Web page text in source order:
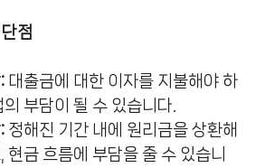
점
대출금에 대한 이자를 지불해야 하
의 부담이 될 수 있습니다.
정해진 기간 내에 원리금을 상환해
현금 흐름에 부담을 줄 수 있습니